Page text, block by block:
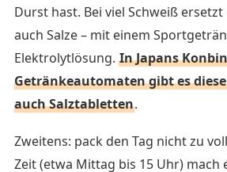
Durst hast. Bei viel Schweiß
auch Salze – mit einem
Elektrolytlösung. In Japans
Getränkeautomaten gibt es
auch Salztabletten.
Zweitens: pack den Tag nicht zu
Zeit (etwa Mittag bis 15 Uhr) mach